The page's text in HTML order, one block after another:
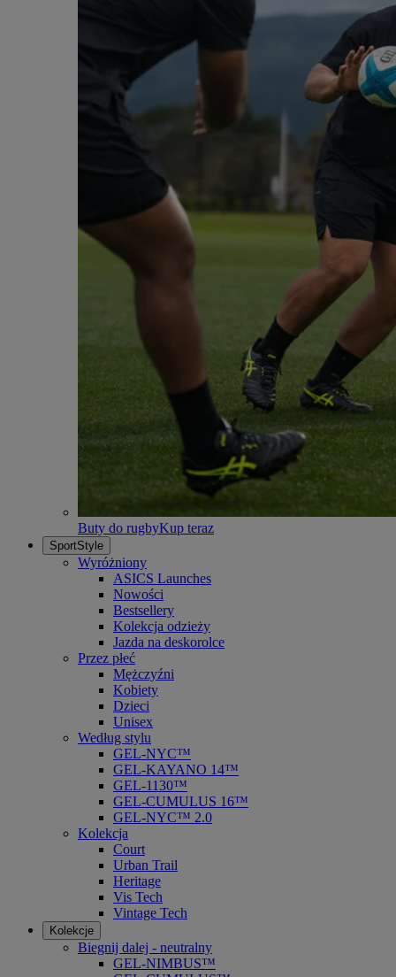
Buty do rugbyKup teraz
SportStyle
Wyróżniony
ASICS Launches
Nowości
Bestsellery
Kolekcja odzieży
Jazda na deskorolce
Przez płeć
Mężczyźni
Kobiety
Dzieci
Unisex
Według stylu
GEL-NYC™
GEL-KAYANO 14™
GEL-1130™
GEL-CUMULUS 16™
GEL-NYC™ 2.0
Kolekcja
Court
Urban Trail
Heritage
Vis Tech
Vintage Tech
Kolekcje
Biegnij dalej - neutralny
GEL-NIMBUS™